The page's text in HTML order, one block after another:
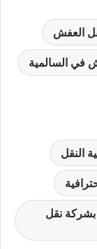
العفش
في السالمية
النقل
بشركة نقل